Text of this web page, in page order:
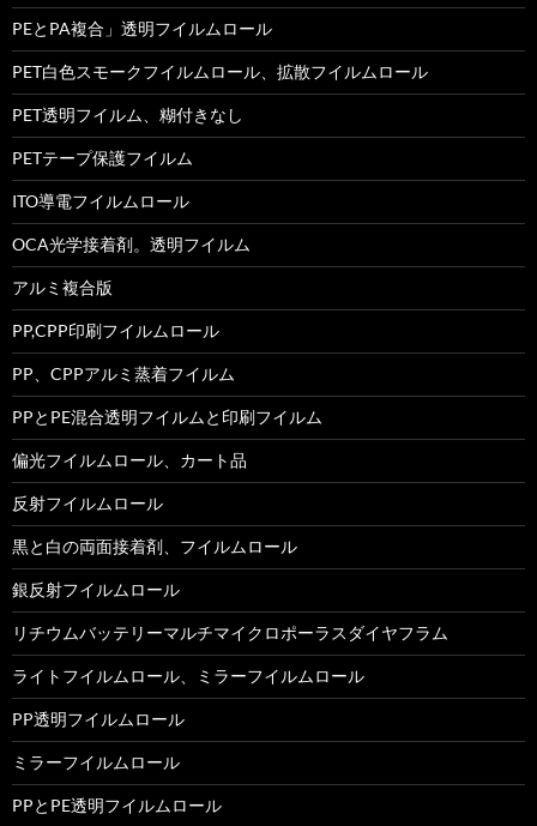
PEとPA複合」透明フイルムロール
PET白色スモークフイルムロール、拡散フイルムロール
PET透明フイルム、糊付きなし
PETテープ保護フイルム
ITO導電フイルムロール
OCA光学接着剤。透明フイルム
アルミ複合版
PP,CPP印刷フイルムロール
PP、CPPアルミ蒸着フイルム
PPとPE混合透明フイルムと印刷フイルム
偏光フイルムロール、カート品
反射フイルムロール
黒と白の両面接着剤、フイルムロール
銀反射フイルムロール
リチウムバッテリーマルチマイクロポーラスダイヤフラム
ライトフイルムロール、ミラーフイルムロール
PP透明フイルムロール
ミラーフイルムロール
PPとPE透明フイルムロール